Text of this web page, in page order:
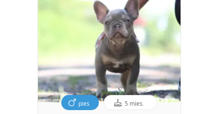
pies 5 mies.